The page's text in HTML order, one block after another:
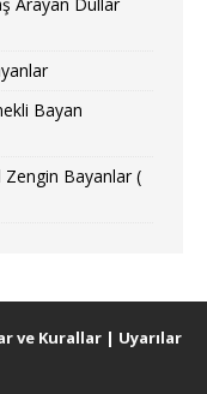
Bayan
Zengin Bayanlar (
ve Kurallar | Uyarılar